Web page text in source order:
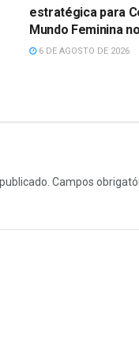
estratégica para
Mundo Feminina
6 DE AGOSTO DE 2026
Campos